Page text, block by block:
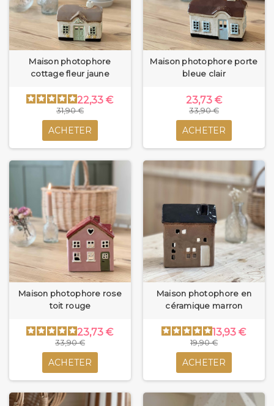
Maison photophore
cottage fleur jaune
22,33 €
31,90 €
ACHETER
Maison photophore porte
bleue clair
23,73 €
33,90 €
ACHETER
Maison photophore rose
toit rouge
23,73 €
33,90 €
ACHETER
Maison photophore en
céramique marron
13,93 €
19,90 €
ACHETER